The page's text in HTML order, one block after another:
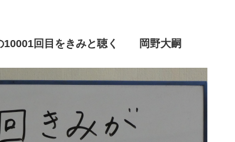
10001回目をきみと聴く 岡野大嗣